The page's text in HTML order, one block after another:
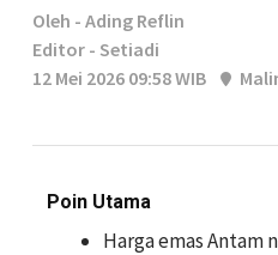
Oleh - Ading Reflin
Editor - Setiadi
12 Mei 2026 09:58 WIB
Poin Utama
Harga emas Antam